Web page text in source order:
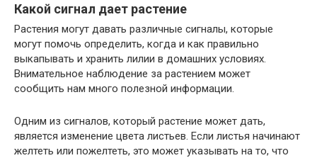
Какой сигнал дает растение
Растения могут давать различные сигналы, которые
могут помочь определить, когда и как правильно
выкапывать и хранить лилии в домашних условиях.
Внимательное наблюдение за растением может
сообщить нам много полезной информации.
Одним из сигналов, который растение может дать,
является изменение цвета листьев. Если листья начинают
желтеть или пожелтеть, это может указывать на то, что